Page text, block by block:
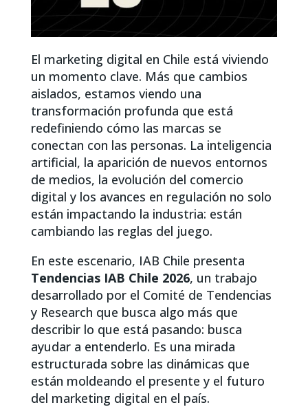
El marketing digital en Chile está viviendo
un momento clave. Más que cambios
aislados, estamos viendo una
transformación profunda que está
redefiniendo cómo las marcas se
conectan con las personas. La inteligencia
artificial, la aparición de nuevos entornos
de medios, la evolución del comercio
digital y los avances en regulación no solo
están impactando la industria: están
cambiando las reglas del juego.
En este escenario, IAB Chile presenta
Tendencias IAB Chile 2026, un trabajo
desarrollado por el Comité de Tendencias
y Research que busca algo más que
describir lo que está pasando: busca
ayudar a entenderlo. Es una mirada
estructurada sobre las dinámicas que
están moldeando el presente y el futuro
del marketing digital en el país.